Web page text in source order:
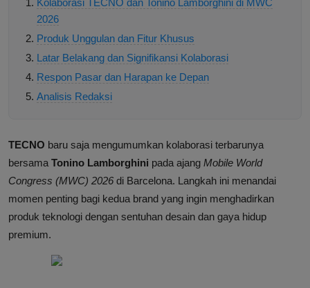
Kolaborasi TECNO dan Tonino Lamborghini di MWC
2026
Produk Unggulan dan Fitur Khusus
Latar Belakang dan Signifikansi Kolaborasi
Respon Pasar dan Harapan ke Depan
Analisis Redaksi
TECNO baru saja mengumumkan kolaborasi terbarunya
bersama Tonino Lamborghini pada ajang Mobile World
Congress (MWC) 2026 di Barcelona. Langkah ini menandai
momen penting bagi kedua brand yang ingin menghadirkan
produk teknologi dengan sentuhan desain dan gaya hidup
premium.